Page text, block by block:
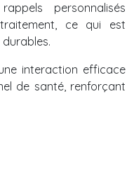
personnalisés
ce qui est
interaction efficace
de santé, renforçant